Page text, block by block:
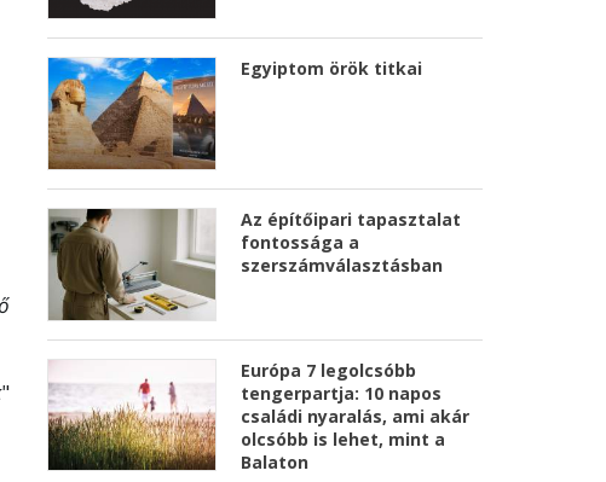
"
Egyiptom örök titkai
Az építőipari tapasztalat
fontossága a
szerszámválasztásban
Európa 7 legolcsóbb
tengerpartja: 10 napos
családi nyaralás, ami akár
olcsóbb is lehet, mint a
Balaton